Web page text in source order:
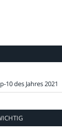
10 des Jahres 2021